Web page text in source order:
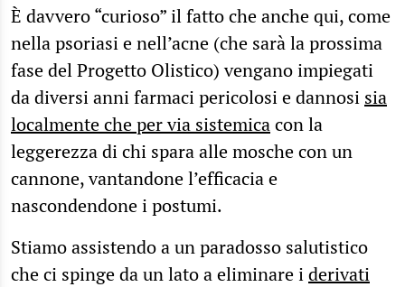
È davvero “curioso” il fatto che anche qui, come
nella psoriasi e nell’acne (che sarà la prossima
fase del Progetto Olistico) vengano impiegati
da diversi anni farmaci pericolosi e dannosi sia
localmente che per via sistemicacon la
leggerezza di chi spara alle mosche con un
cannone, vantandone l’efficacia e
nascondendone i postumi.
Stiamo assistendo a un paradosso salutistico
che ci spinge da un lato a eliminare iderivati